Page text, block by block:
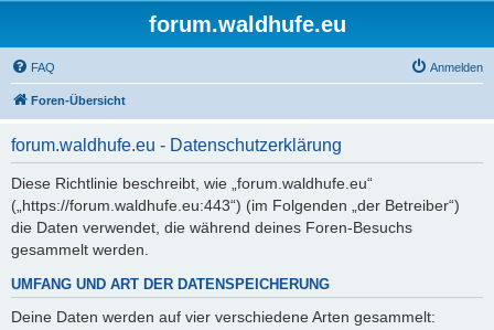
forum.waldhufe.eu
FAQ Anmelden
Foren-Übersicht
forum.waldhufe.eu - Datenschutzerklärung
Diese Richtlinie beschreibt, wie „forum.waldhufe.eu“
(„https://forum.waldhufe.eu:443“) (im Folgenden „der Betreiber“)
die Daten verwendet, die während deines Foren-Besuchs
gesammelt werden.
UMFANG UND ART DER DATENSPEICHERUNG
Deine Daten werden auf vier verschiedene Arten gesammelt: